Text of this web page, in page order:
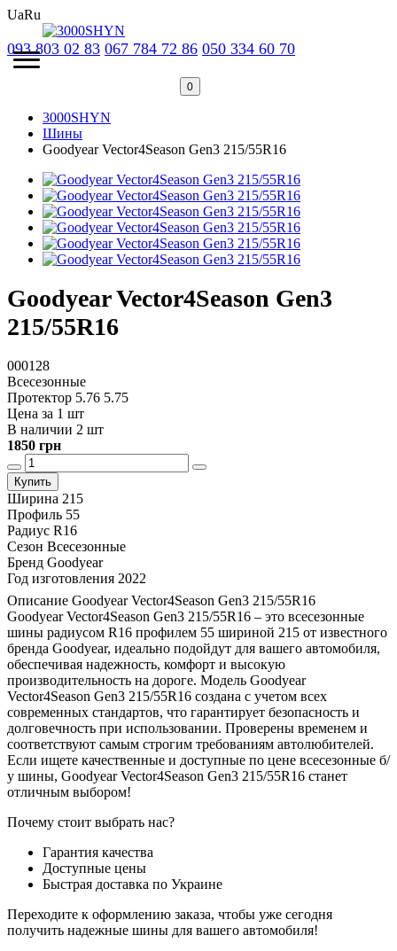
UaRu
093 803 02 83 067 784 72 86 050 334 60 70
0
3000SHYN
Шины
Goodyear Vector4Season Gen3 215/55R16
Goodyear Vector4Season Gen3
215/55R16
000128
Всесезонные
Протектор 5.76 5.75
Цена за 1 шт
В наличии 2 шт
1850 грн
Купить
Ширина 215
Профиль 55
Радиус R16
Сезон Всесезонные
Бренд Goodyear
Год изготовления 2022
Описание Goodyear Vector4Season Gen3 215/55R16
Goodyear Vector4Season Gen3 215/55R16 – это всесезонные
шины радиусом R16 профилем 55 шириной 215 от известного
бренда Goodyear, идеально подойдут для вашего автомобиля,
обеспечивая надежность, комфорт и высокую
производительность на дороге. Модель Goodyear
Vector4Season Gen3 215/55R16 создана с учетом всех
современных стандартов, что гарантирует безопасность и
долговечность при использовании. Проверены временем и
соответствуют самым строгим требованиям автолюбителей.
Если ищете качественные и доступные по цене всесезонные б/
у шины, Goodyear Vector4Season Gen3 215/55R16 станет
отличным выбором!
Почему стоит выбрать нас?
Гарантия качества
Доступные цены
Быстрая доставка по Украине
Переходите к оформлению заказа, чтобы уже сегодня
получить надежные шины для вашего автомобиля!